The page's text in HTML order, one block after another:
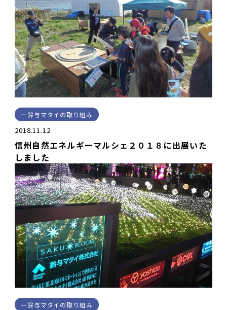
鈴与マタイの取り組み
2018.11.12
信州自然エネルギーマルシェ２０１８に出展いた
しました
鈴与マタイの取り組み